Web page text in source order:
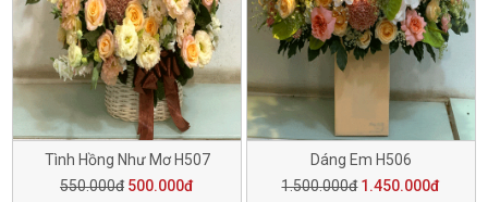
Tình Hồng Như Mơ H507
550.000đ 500.000đ
Dáng Em H506
1.500.000đ 1.450.000đ